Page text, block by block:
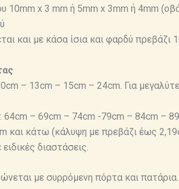
10mm x 3 mm ή 5mm x 3mm ή 4mm
και με κάσα ίσια και φαρδύ πρεβάζι
– 13cm – 15cm – 24cm. Για
64cm – 69cm – 74cm -79cm – 84cm –
και κάτω (κάλυψη με πρεβάζι έως
διαστάσεις.
με συρρόμενη πόρτα και πατάρια.